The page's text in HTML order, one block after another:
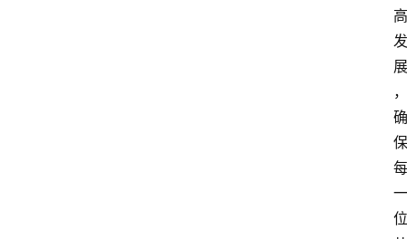
高
发
展
，
确
保
每
一
位